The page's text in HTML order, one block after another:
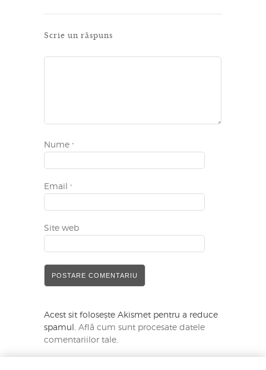
Scrie un răspuns
Nume *
Email *
Site web
Acest sit folosește Akismet pentru a reduce
spamul. Află cum sunt procesate datele
comentariilor tale.